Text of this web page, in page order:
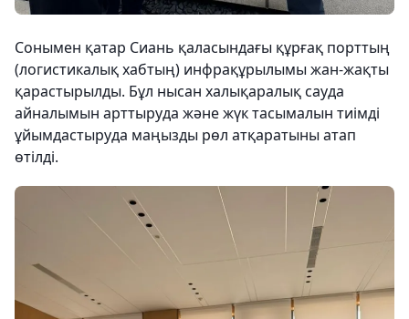
Сонымен қатар Сиань қаласындағы құрғақ порттың
(логистикалық хабтың) инфрақұрылымы жан-жақты
қарастырылды. Бұл нысан халықаралық сауда
айналымын арттыруда және жүк тасымалын тиімді
ұйымдастыруда маңызды рөл атқаратыны атап
өтілді.